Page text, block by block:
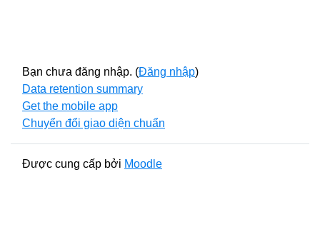
Bạn chưa đăng nhập. (Đăng nhập)
Data retention summary
Get the mobile app
Chuyển đổi giao diện chuẩn
Được cung cấp bởi Moodle